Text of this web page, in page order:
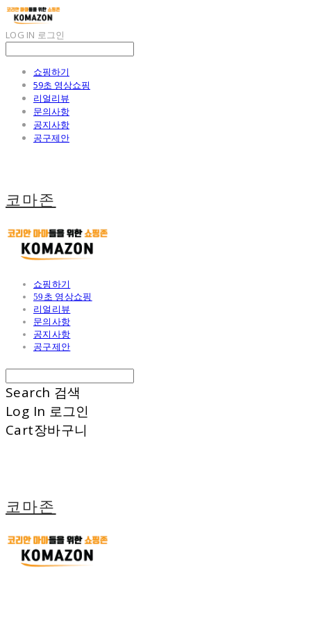
LOG IN 로그인
쇼핑하기
59초 영상쇼핑
리얼리뷰
문의사항
공지사항
공구제안
코마존
쇼핑하기
59초 영상쇼핑
리얼리뷰
문의사항
공지사항
공구제안
Search 검색
Log In 로그인
Cart장바구니
코마존